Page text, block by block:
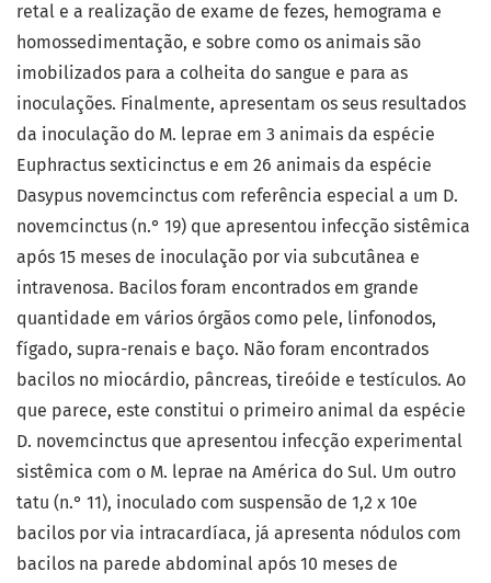
retal e a realização de exame de fezes, hemograma e
homossedimentação, e sobre como os animais são
imobilizados para a colheita do sangue e para as
inoculações. Finalmente, apresentam os seus resultados
da inoculação do M. leprae em 3 animais da espécie
Euphractus sexticinctus e em 26 animais da espécie
Dasypus novemcinctus com referência especial a um D.
novemcinctus (n.° 19) que apresentou infecção sistêmica
após 15 meses de inoculação por via subcutânea e
intravenosa. Bacilos foram encontrados em grande
quantidade em vários órgãos como pele, linfonodos,
fígado, supra-renais e baço. Não foram encontrados
bacilos no miocárdio, pâncreas, tireóide e testículos. Ao
que parece, este constitui o primeiro animal da espécie
D. novemcinctus que apresentou infecção experimental
sistêmica com o M. leprae na América do Sul. Um outro
tatu (n.° 11), inoculado com suspensão de 1,2 x 10e
bacilos por via intracardíaca, já apresenta nódulos com
bacilos na parede abdominal após 10 meses de